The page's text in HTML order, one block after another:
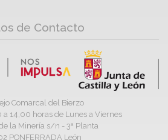
de Contacto
Comarcal del Bierzo
a 14,00 horas de Lunes a Viernes
la Minería s/n - 3ª Planta
PONFERRADA León